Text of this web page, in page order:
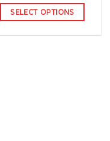
SELECT OPTIONS